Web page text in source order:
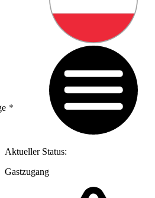
Aktueller Status:
Gastzugang